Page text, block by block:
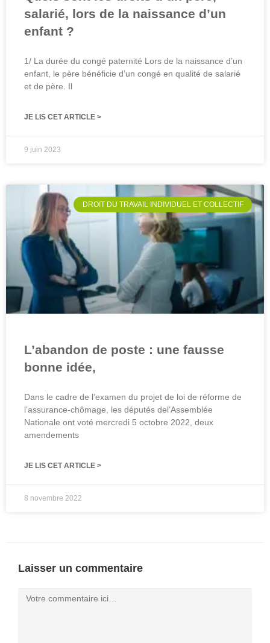
salarié, lors de la naissance d’un
enfant ?
1/ La durée du congé paternité Lors de la naissance d’un
enfant, le père bénéficie d’un congé en qualité de salarié
et de père. Il
JE LIS CET ARTICLE >
9 juin 2023
DROIT DU TRAVAIL INDIVIDUEL ET COLLECTIF
L’abandon de poste : une fausse
bonne idée,
Dans le cadre de l’examen du projet de loi de réforme de
l’assurance-chômage, les députés del’Assemblée
Nationale ont voté mercredi 5 octobre 2022, deux
amendements
JE LIS CET ARTICLE >
8 novembre 2022
Laisser un commentaire